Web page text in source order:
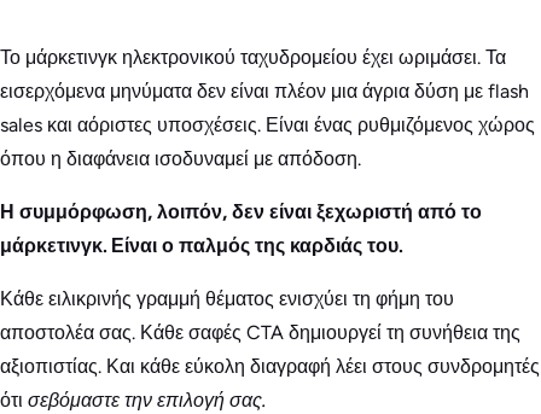
Το μάρκετινγκ ηλεκτρονικού ταχυδρομείου έχει ωριμάσει. Τα
εισερχόμενα μηνύματα δεν είναι πλέον μια άγρια δύση με flash
sales και αόριστες υποσχέσεις. Είναι ένας ρυθμιζόμενος χώρος
όπου η διαφάνεια ισοδυναμεί με απόδοση.
Η συμμόρφωση, λοιπόν, δεν είναι ξεχωριστή από το
μάρκετινγκ. Είναι ο παλμός της καρδιάς του.
Κάθε ειλικρινής γραμμή θέματος ενισχύει τη φήμη του
αποστολέα σας. Κάθε σαφές CTA δημιουργεί τη συνήθεια της
αξιοπιστίας. Και κάθε εύκολη διαγραφή λέει στους συνδρομητές
ότι σεβόμαστε την επιλογή σας.